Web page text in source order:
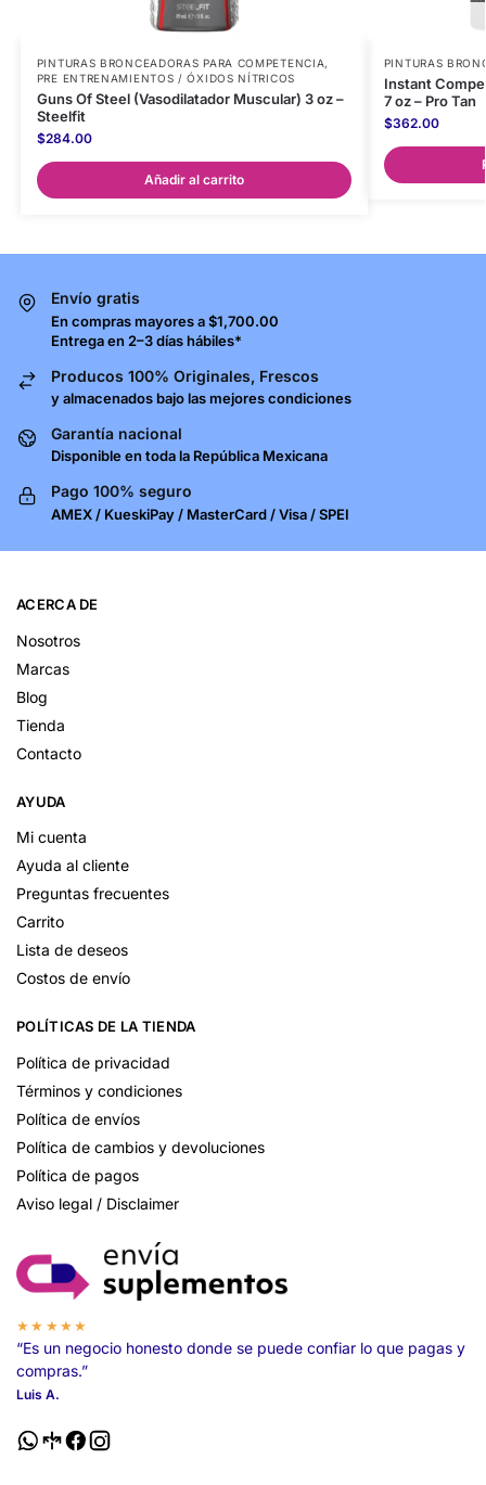
PINTURAS BRONCEADORAS PARA COMPETENCIA,
PRE ENTRENAMIENTOS / ÓXIDOS NÍTRICOS
Guns Of Steel (Vasodilatador Muscular) 3 oz –
Steelfit
$284.00
Añadir al carrito
PINTURAS
Instant
7 oz – Pro Tan
$362.00
Envío gratis
En compras mayores a $1,700.00
Entrega en 2–3 días hábiles*
Producos 100% Originales, Frescos
y almacenados bajo las mejores condiciones
Garantía nacional
Disponible en toda la República Mexicana
Pago 100% seguro
AMEX / KueskiPay / MasterCard / Visa / SPEI
ACERCA DE
Nosotros
Marcas
Blog
Tienda
Contacto
AYUDA
Mi cuenta
Ayuda al cliente
Preguntas frecuentes
Carrito
Lista de deseos
Costos de envío
POLÍTICAS DE LA TIENDA
Política de privacidad
Términos y condiciones
Política de envíos
Política de cambios y devoluciones
Política de pagos
Aviso legal / Disclaimer
★★★★★
“Es un negocio honesto donde se puede confiar lo que pagas y
compras.”
Luis A.